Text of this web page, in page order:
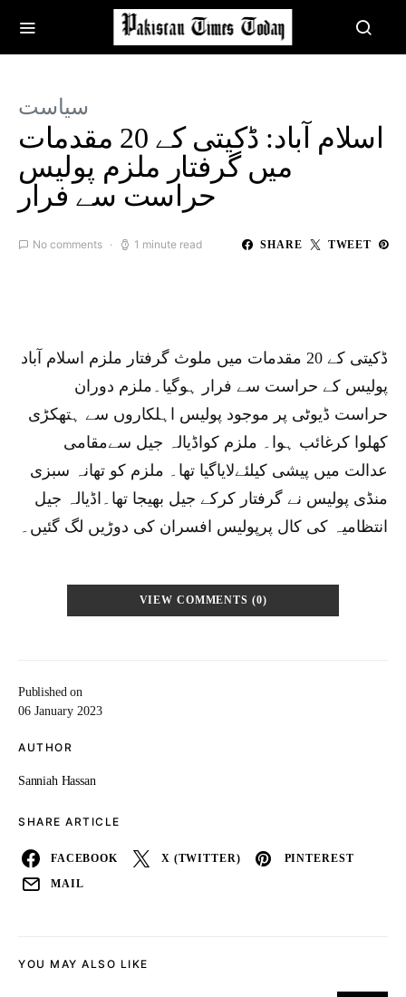
سیاست
اسلام آباد: ڈکیتی کے 20 مقدمات
میں گرفتار ملزم پولیس
حراست سے فرار
No comments 1 minute read SHARE TWEET
Published on
06 January 2023
AUTHOR
Sanniah Hassan
SHARE ARTICLE
FACEBOOK X (TWITTER) PINTEREST
MAIL
ڈکیتی کے 20 مقدمات میں ملوث گرفتار ملزم اسلام آباد
پولیس کے حراست سے فرار ہوگیا۔ملزم دوران
حراست ڈیوٹی پر موجود پولیس اہلکاروں سے ہتھکڑی
کھلوا کرغائب ہوا۔ ملزم کواڈیالہ جیل سےمقامی
عدالت میں پیشی کیلئےلایاگیا تھا۔ ملزم کو تھانہ سبزی
منڈی پولیس نے گرفتار کرکے جیل بھیجا تھا۔اڈیالہ جیل
انتظامیہ کی کال پرپولیس افسران کی دوڑیں لگ گئیں۔
VIEW COMMENTS (0)
YOU MAY ALSO LIKE